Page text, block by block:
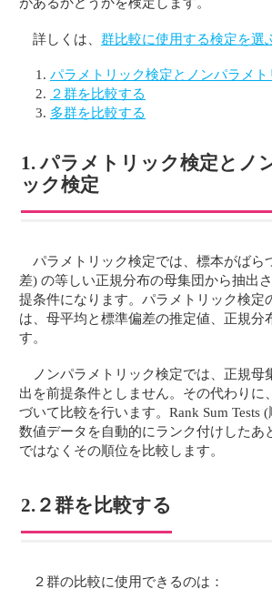
詳しくは、群比較に使用する検定を選
パラメトリック検定とノンパラメト
２群を比較する
多群を比較する
1. パラメトリック検定とノ
ック検定
パラメトリック検定では、標本がばら
差) の等しい正規分布の母集団から抽出
提条件になります。パラメトリック検定
は、母平均と標準偏差の推定値、正規分
す。
ノンパラメトリック検定では、正規母
出を前提条件としません。その代わりに
づいて比較を行います。Rank Sum Tests (
数値データを自動的にランク付けしたあ
ではなくその順位を比較します。
2.２群を比較する
２群の比較に使用できるのは：